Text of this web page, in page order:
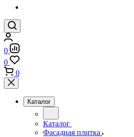
0
0
0
Каталог
Каталог
Фасадная плитка